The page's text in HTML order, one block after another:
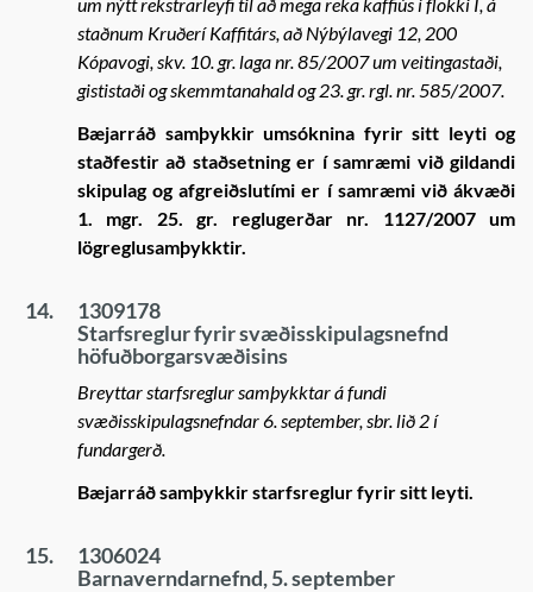
staðnum Kruðerí Kaffitárs, að Nýbýlavegi 12, 200
Kópavogi, skv. 10. gr. laga nr. 85/2007 um veitingastaði,
gististaði og skemmtanahald og 23. gr. rgl. nr. 585/2007.
Bæjarráð samþykkir umsóknina fyrir sitt leyti og
staðfestir að staðsetning er í samræmi við gildandi
skipulag og afgreiðslutími er í samræmi við ákvæði
1. mgr. 25. gr. reglugerðar nr. 1127/2007 um
lögreglusamþykktir.
14.
1309178
Starfsreglur fyrir svæðisskipulagsnefnd
höfuðborgarsvæðisins
Breyttar starfsreglur samþykktar á fundi
svæðisskipulagsnefndar 6. september, sbr. lið 2 í
fundargerð.
Bæjarráð samþykkir starfsreglur fyrir sitt leyti.
15.
1306024
Barnaverndarnefnd, 5. september